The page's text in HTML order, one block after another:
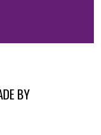
BY